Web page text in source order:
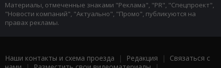
Материалы, отмеченные знаками "Реклама", "PR", "Спецпроект",
"Новости компаний", "Актуально", "Промо", публикуются на
правах рекламы.
Наши контакты и схема проезда | Редакция | Связаться с